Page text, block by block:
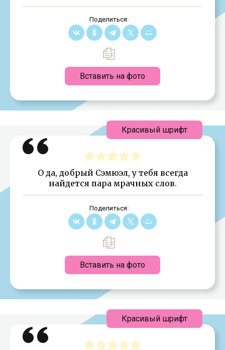
Поделиться:
Вставить на фото
О да, добрый Сэмюэл, у тебя всегда
найдется пара мрачных слов.
Поделиться:
Вставить на фото
Красивый шрифт
Красивый шрифт